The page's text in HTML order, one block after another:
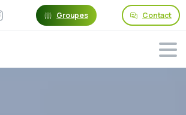
Groupes Contact